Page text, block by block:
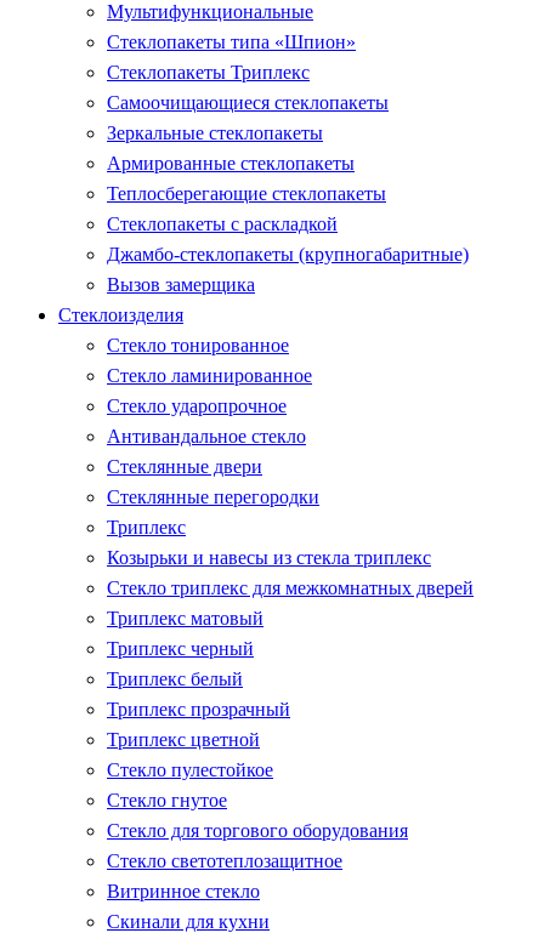
Мультифункциональные
Стеклопакеты типа «Шпион»
Стеклопакеты Триплекс
Самоочищающиеся стеклопакеты
Зеркальные стеклопакеты
Армированные стеклопакеты
Теплосберегающие стеклопакеты
Стеклопакеты с раскладкой
Джамбо-стеклопакеты (крупногабаритные)
Вызов замерщика
Стеклоизделия
Стекло тонированное
Стекло ламинированное
Стекло ударопрочное
Антивандальное стекло
Стеклянные двери
Стеклянные перегородки
Триплекс
Козырьки и навесы из стекла триплекс
Стекло триплекс для межкомнатных дверей
Триплекс матовый
Триплекс черный
Триплекс белый
Триплекс прозрачный
Триплекс цветной
Стекло пулестойкое
Стекло гнутое
Стекло для торгового оборудования
Стекло светотеплозащитное
Витринное стекло
Скинали для кухни